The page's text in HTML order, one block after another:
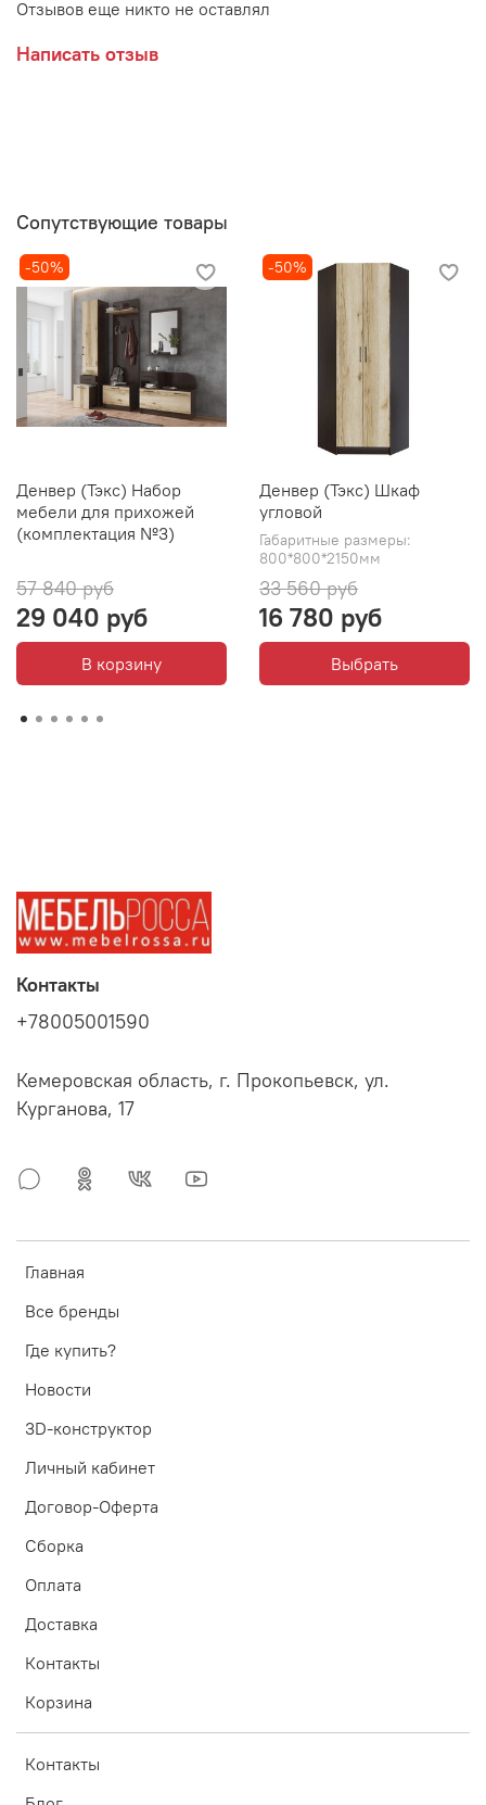
Материалы:ЛДСП
Отзывов еще никто не оставлял
Написать отзыв
Сопутствующие товары
-50%
Денвер (Тэкс) Набор
мебели для прихожей
(комплектация №3)
57 840 руб
29 040 руб
В корзину
-50%
Денвер (Тэкс) Шкаф
угловой
Габаритные размеры:
800*800*2150мм
33 560 руб
16 780 руб
Выбрать
Главная
Все бренды
Где купить?
Новости
3D-конструктор
Личный кабинет
Договор-Оферта
Сборка
Оплата
Доставка
Контакты
Корзина
Контакты
Контакты
+78005001590
Кемеровская область, г. Прокопьевск, ул.
Курганова, 17